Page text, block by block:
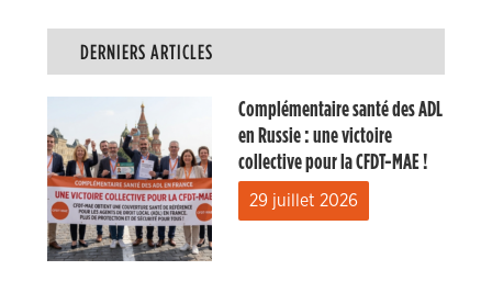
DERNIERS ARTICLES
Complémentaire santé des ADL
en Russie : une victoire
collective pour la CFDT-MAE !
29 juillet 2026